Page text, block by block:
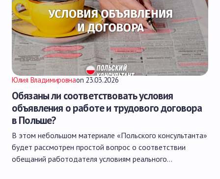
Юлия Владимировнаon 23.03.2026
Обязаны ли соответствовать условия
объявления о работе и трудового договора
в Польше?
В этом небольшом материале «Польского консультанта»
будет рассмотрен простой вопрос о соответствии
обещаний работодателя условиям реального…